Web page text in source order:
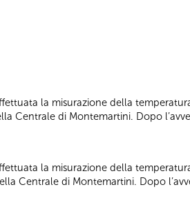
la misurazione della
Centrale di Montemartini. Dopo
la misurazione della
Centrale di Montemartini. Dopo